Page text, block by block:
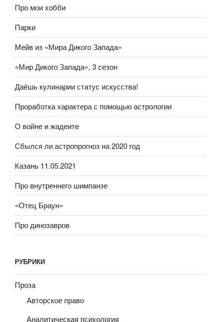
Про мои хобби
Парки
Мейв из «Мира Дикого Запада»
«Мир Дикого Запада», 3 сезон
Даёшь кулинарии статус искусства!
Проработка характера с помощью астрологии
О войне и жадеите
Сбылся ли астропрогноз на 2020 год
Казань 11.05.2021
Про внутреннего шимпанзе
«Отец Браун»
Про динозавров
РУБРИКИ
Проза
Авторское право
Аналитическая психология